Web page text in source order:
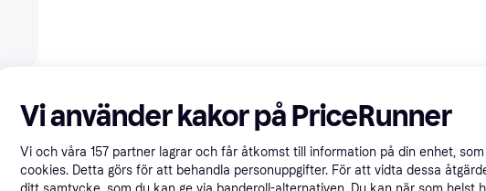
Specifikationer
Vi använder kakor på PriceRunner
Vi och våra 157 partner lagrar och får åtkomst till information på din enhet,
cookies. Detta görs för att behandla personuppgifter. För att vidta dessa